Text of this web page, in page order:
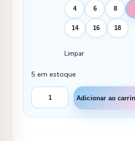
4 6 8
14 16 18
Limpar
5 em estoque
Vestido
Mini
Adicionar ao